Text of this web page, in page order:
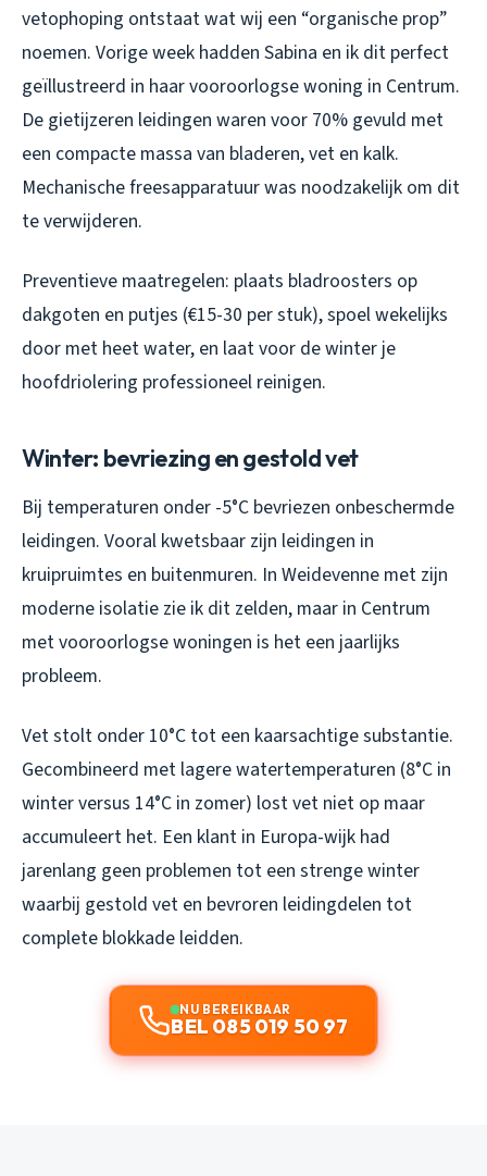
vetophoping ontstaat wat wij een “organische prop”
noemen. Vorige week hadden Sabina en ik dit perfect
geïllustreerd in haar vooroorlogse woning in Centrum.
De gietijzeren leidingen waren voor 70% gevuld met
een compacte massa van bladeren, vet en kalk.
Mechanische freesapparatuur was noodzakelijk om dit
te verwijderen.
Preventieve maatregelen: plaats bladroosters op
dakgoten en putjes (€15-30 per stuk), spoel wekelijks
door met heet water, en laat voor de winter je
hoofdriolering professioneel reinigen.
Winter: bevriezing en gestold vet
Bij temperaturen onder -5°C bevriezen onbeschermde
leidingen. Vooral kwetsbaar zijn leidingen in
kruipruimtes en buitenmuren. In Weidevenne met zijn
moderne isolatie zie ik dit zelden, maar in Centrum
met vooroorlogse woningen is het een jaarlijks
probleem.
Vet stolt onder 10°C tot een kaarsachtige substantie.
Gecombineerd met lagere watertemperaturen (8°C in
winter versus 14°C in zomer) lost vet niet op maar
accumuleert het. Een klant in Europa-wijk had
jarenlang geen problemen tot een strenge winter
waarbij gestold vet en bevroren leidingdelen tot
complete blokkade leidden.
NU BEREIKBAAR
BEL 085 019 50 97